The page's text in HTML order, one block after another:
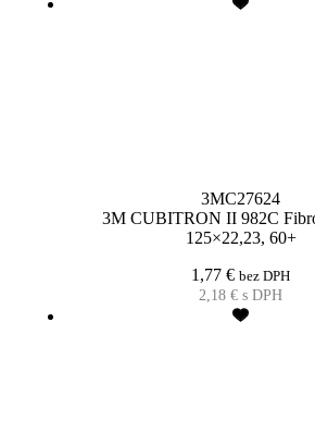
3MC27624
3M CUBITRON II 982C
125×22,23, 60+
1,77€ bez DPH
2,18€ s DPH